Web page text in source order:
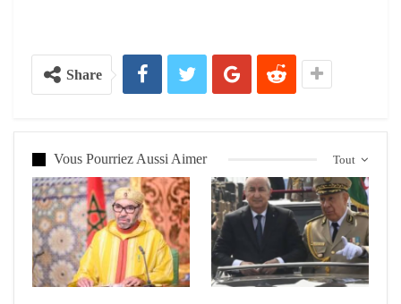
Share
Tout
Vous Pourriez Aussi Aimer